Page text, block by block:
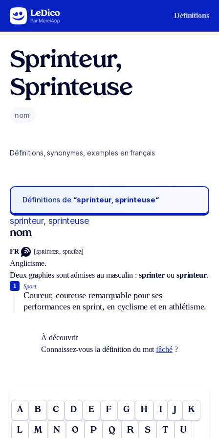
Aller au contenu Définitions
Sprinteur,
Sprinteuse
nom
Définitions, synonymes, exemples en français
Définitions de “sprinteur, sprinteuse“
sprinteur, sprinteuse
nom
FR [spʀintœʀ, spʀɛ̃tøz]
Anglicisme.
Deux graphies sont admises au masculin : sprinterou sprinteur.
Sport.
Coureur, coureuse remarquable pour ses
performances en sprint, en cyclisme et en athlétisme.
1
À découvrir
Connaissez-vous la définition du motfâché?
A B C D E F G H I J K
L M N O P Q R S T U